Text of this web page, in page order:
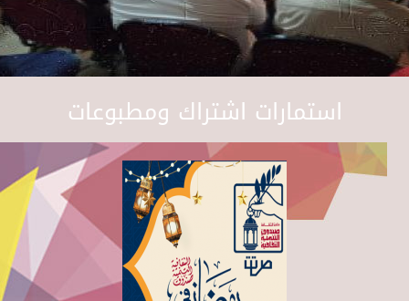
استمارات اشتراك ومطبوعات